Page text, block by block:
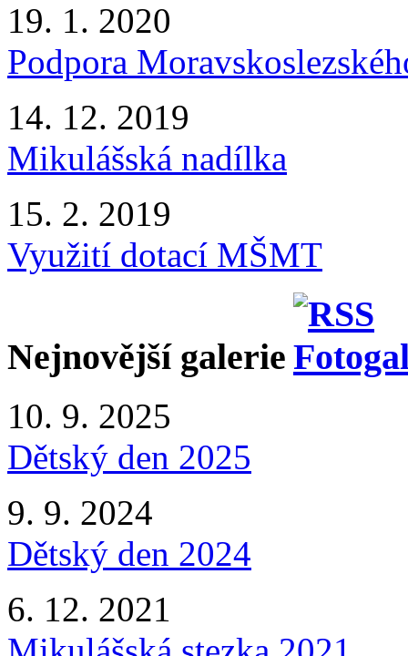
19. 1. 2020
Podpora
14. 12. 2019
Mikulášská nadílka
15. 2. 2019
Využití dotací MŠMT
Nejnovější galerie
10. 9. 2025
Dětský den 2025
9. 9. 2024
Dětský den 2024
6. 12. 2021